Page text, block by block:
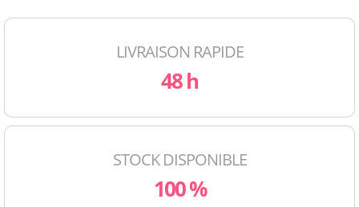
LIVRAISON RAPIDE
48 h
STOCK DISPONIBLE
100 %